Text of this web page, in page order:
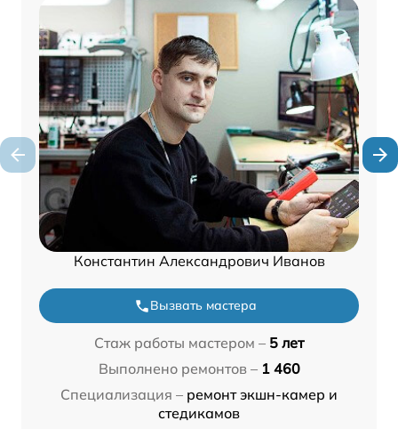
Константин Александрович Иванов
Вызвать мастера
Стаж работы мастером – 5 лет
Выполнено ремонтов – 1 460
Специализация – ремонт экшн-камер и
стедикамов